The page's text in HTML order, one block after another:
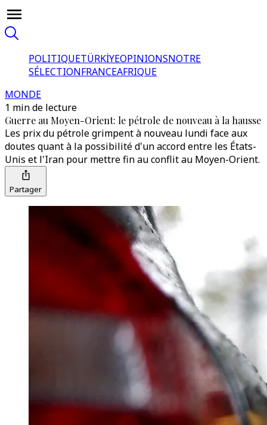
POLITIQUETÜRKİYEOPINIONSNOTRE
SÉLECTIONFRANCEAFRIQUE
MONDE
1 min de lecture
Guerre au Moyen-Orient: le pétrole de nouveau à la hausse
Les prix du pétrole grimpent à nouveau lundi face aux
doutes quant à la possibilité d'un accord entre les États-
Unis et l'Iran pour mettre fin au conflit au Moyen-Orient.
Partager